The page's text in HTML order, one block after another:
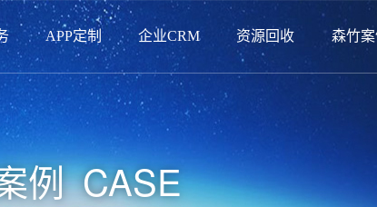
APP定制 企业CRM 资源回收 森竹案
例 CASE